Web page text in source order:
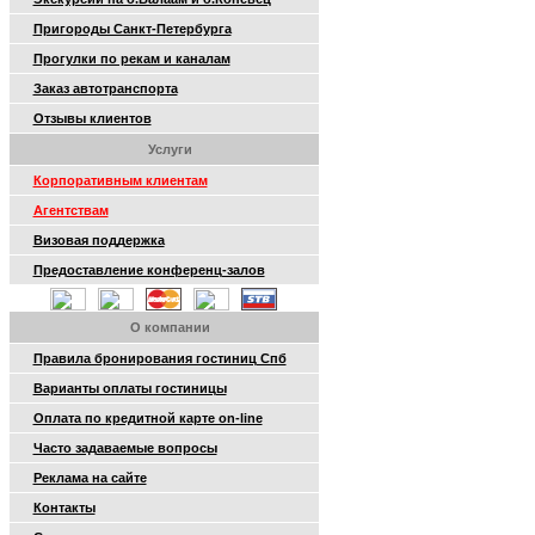
Пригороды Санкт-Петербурга
Прогулки по рекам и каналам
Заказ автотранспорта
Отзывы клиентов
Услуги
Корпоративным клиентам
Агентствам
Визовая поддержка
Предоставление конференц-залов
О компании
Правила бронирования гостиниц Спб
Варианты оплаты гостиницы
Оплата по кредитной карте on-line
Часто задаваемые вопросы
Реклама на сайте
Контакты